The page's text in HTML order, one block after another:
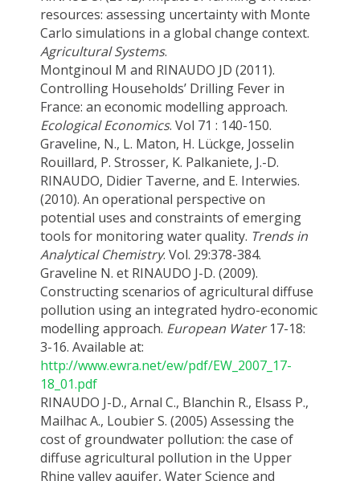
resources: assessing uncertainty with Monte
Carlo simulations in a global change context.
Agricultural Systems.
Montginoul M and RINAUDO JD (2011).
Controlling Households’ Drilling Fever in
France: an economic modelling approach.
Ecological Economics. Vol 71 : 140-150.
Graveline, N., L. Maton, H. Lückge, Josselin
Rouillard, P. Strosser, K. Palkaniete, J.-D.
RINAUDO, Didier Taverne, and E. Interwies.
(2010). An operational perspective on
potential uses and constraints of emerging
tools for monitoring water quality. Trends in
Analytical Chemistry. Vol. 29:378-384.
Graveline N. et RINAUDO J-D. (2009).
Constructing scenarios of agricultural diffuse
pollution using an integrated hydro-economic
modelling approach. European Water17-18:
3-16. Available at:
http://www.ewra.net/ew/pdf/EW_2007_17-
18_01.pdf
RINAUDO J-D., Arnal C., Blanchin R., Elsass P.,
Mailhac A., Loubier S. (2005) Assessing the
cost of groundwater pollution: the case of
diffuse agricultural pollution in the Upper
Rhine valley aquifer, Water Science and